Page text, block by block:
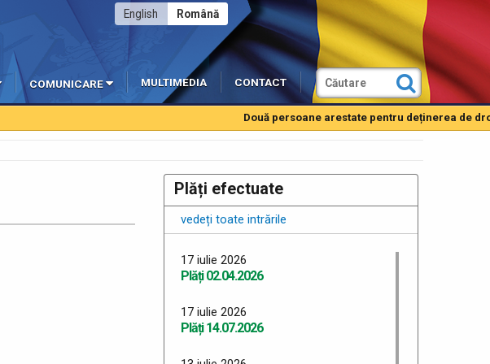
Română
English
COMUNICARE MULTIMEDIA CONTACT
Două persoane arestate pentru deținerea de
Plăți efectuate
vedeți toate intrările
17 iulie 2026
Plăți 02.04.2026
17 iulie 2026
Plăți 14.07.2026